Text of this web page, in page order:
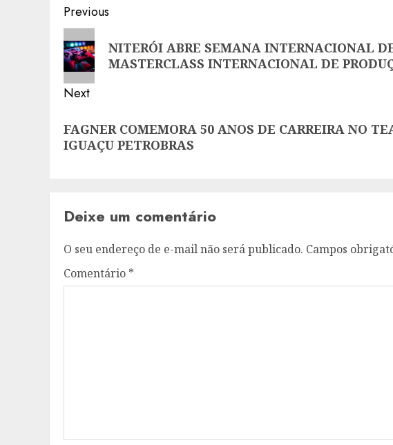
Post
navigation
Previous
Previous
post:
NITERÓI ABRE SEMANA INTERNACIONAL
MASTERCLASS INTERNACIONAL DE
Next
post:
FAGNER COMEMORA 50 ANOS DE CARREIRA NO
IGUAÇU PETROBRAS
Deixe um comentário
O seu endereço de e-mail não será publicado. Campos
Comentário *